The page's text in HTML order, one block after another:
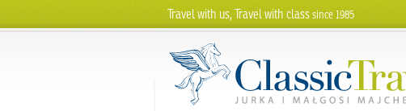
Travel with us, Travel with classsince 1985